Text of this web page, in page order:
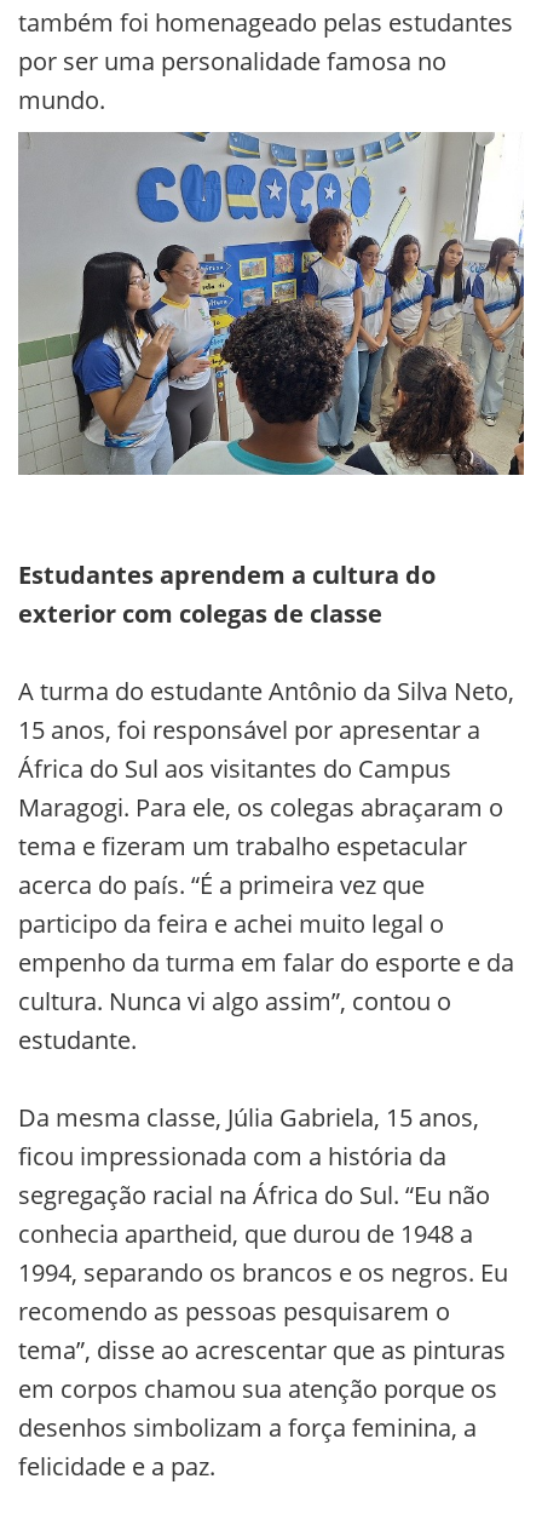
também foi homenageado pelas estudantes
por ser uma personalidade famosa no
mundo.
Estudantes aprendem a cultura do
exterior com colegas de classe
A turma do estudante Antônio da Silva Neto,
15 anos, foi responsável por apresentar a
África do Sul aos visitantes do Campus
Maragogi. Para ele, os colegas abraçaram o
tema e fizeram um trabalho espetacular
acerca do país. “É a primeira vez que
participo da feira e achei muito legal o
empenho da turma em falar do esporte e da
cultura. Nunca vi algo assim”, contou o
estudante.
Da mesma classe, Júlia Gabriela, 15 anos,
ficou impressionada com a história da
segregação racial na África do Sul. “Eu não
conhecia apartheid, que durou de 1948 a
1994, separando os brancos e os negros. Eu
recomendo as pessoas pesquisarem o
tema”, disse ao acrescentar que as pinturas
em corpos chamou sua atenção porque os
desenhos simbolizam a força feminina, a
felicidade e a paz.